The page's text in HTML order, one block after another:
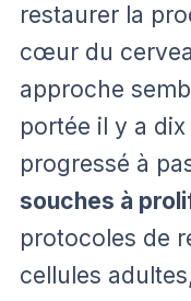
restaurer la
cœur du
approche
portée il y a
progressé à
souches à
protocoles de
cellules